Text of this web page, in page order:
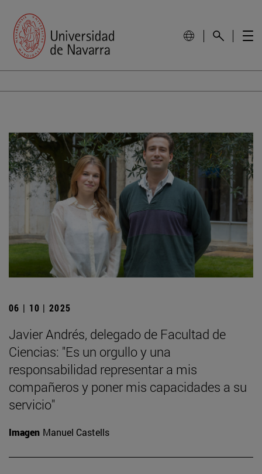
06 | 10 | 2025
Javier Andrés, delegado de Facultad de
Ciencias: "Es un orgullo y una
responsabilidad representar a mis
compañeros y poner mis capacidades a su
servicio"
Imagen Manuel Castells